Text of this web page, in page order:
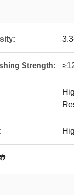
Strength: